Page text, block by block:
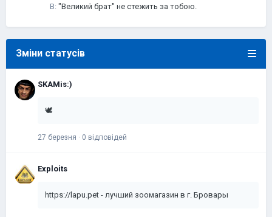
В: "Великий брат" не стежить за тобою.
Зміни статусів
SKAMis:)
🕊️
27 березня · 0 відповідей
Exploits
https://lapu.pet - лучший зоомагазин в г. Бровары